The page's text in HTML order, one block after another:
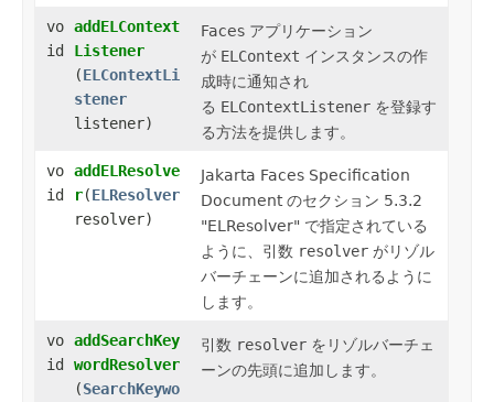
vo
id
addELContext
Listener
(ELContextLi
stener
listener)
Faces アプリケーション
が ELContext インスタンスの作
成時に通知され
る ELContextListener を登録す
る方法を提供します。
vo
id
addELResolve
r​(ELResolver
resolver)
Jakarta Faces Specification
Documentのセクション 5.3.2
"ELResolver" で指定されている
ように、引数 resolver がリゾル
バーチェーンに追加されるように
します。
vo
id
addSearchKey
wordResolver
(SearchKeywo
引数 resolver をリゾルバーチェ
ーンの先頭に追加します。